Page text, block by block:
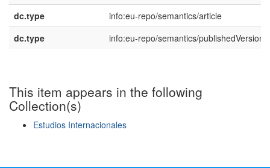
dc.type
info:eu-repo/semantics/article
dc.type
info:eu-repo/semantics/publishedVersion
This item appears in the following
Collection(s)
Estudios Internacionales